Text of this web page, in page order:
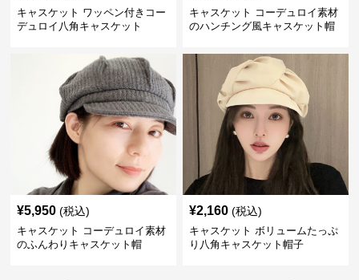
キャスケット ワッペン付きコー
デュロイ八角キャスケット
キャスケット コーデュロイ素材
のハンチング風キャスケット帽
¥5,950 (税込)
キャスケット コーデュロイ素材
のふんわりキャスケット帽
¥2,160 (税込)
キャスケット ボリュームたっぷ
り八角キャスケット帽子